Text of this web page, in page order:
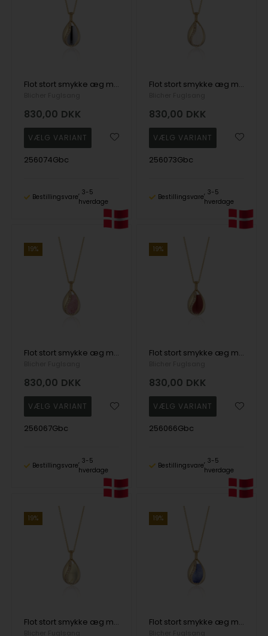
Flot stort smykke æg med Hæmatit i forgyldt sølv fra Blicher Fuglsang
830,00 DKK
256074Gbc
Bestillingsvare
3-5
hverdage
Flot stort smykke æg med Snekvarts i forgyldt sølv fra Blicher Fuglsang
830,00 DKK
256073Gbc
Bestillingsvare
3-5
hverdage
19%
Flot stort smykke æg med Jordbærkvarts i forgyldt sølv fra Blicher Fuglsang
830,00 DKK
256067Gbc
Bestillingsvare
3-5
hverdage
19%
Flot stort smykke æg med Rød Agat i forgyldt sølv fra Blicher Fuglsang
830,00 DKK
256066Gbc
Bestillingsvare
3-5
hverdage
19%
Flot stort smykke æg med Lemonkvarts i forgyldt sølv fra Blicher Fuglsang
19%
Flot stort smykke æg med Blå Aventurin i forgyldt sølv fra Blicher Fuglsang